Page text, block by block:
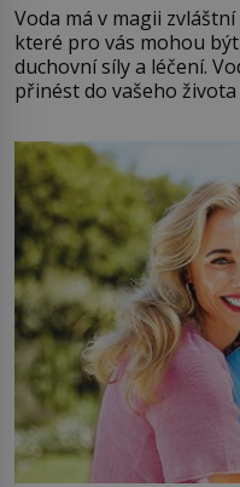
Voda má v magii
které pro vás mohou
duchovní síly a léčení.
přinést do vašeho
můžete obohatit své
větší harmonii a klid. Je